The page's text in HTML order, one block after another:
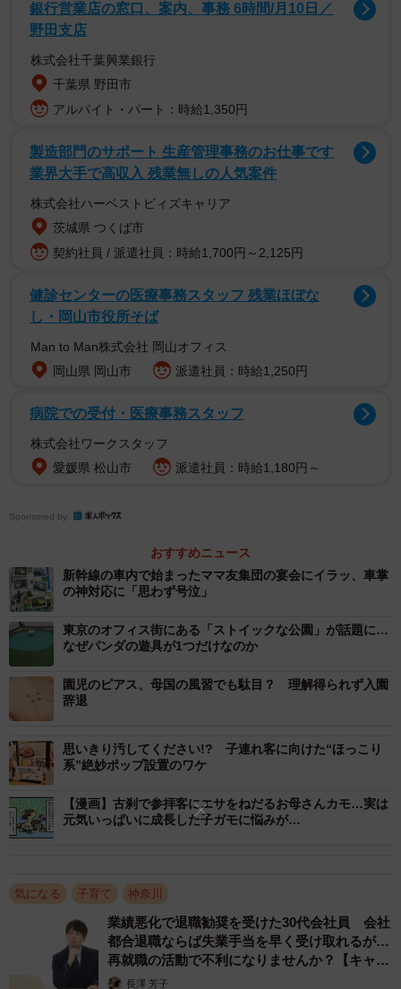
銀行営業店の窓口、案内、事務 6時間/月10日／
野田支店
株式会社千葉興業銀行
千葉県 野田市
アルバイト・パート：時給1,350円
製造部門のサポート 生産管理事務のお仕事です
業界大手で高収入 残業無しの人気案件
株式会社ハーベストビィズキャリア
茨城県 つくば市
契約社員 / 派遣社員：時給1,700円～2,125円
健診センターの医療事務スタッフ 残業ほぼな
し・岡山市役所そば
Man to Man株式会社 岡山オフィス
岡山県 岡山市
派遣社員：時給1,250円
病院での受付・医療事務スタッフ
株式会社ワークスタッフ
愛媛県 松山市
派遣社員：時給1,180円～
Sponsored by
おすすめニュース
新幹線の車内で始まったママ友集団の宴会にイラッ、車掌
の神対応に「思わず号泣」
東京のオフィス街にある「ストイックな公園」が話題に…
なぜパンダの遊具が1つだけなのか
園児のピアス、母国の風習でも駄目？ 理解得られず入園
辞退
思いきり汚してください!? 子連れ客に向けた“ほっこり
系”絶妙ポップ設置のワケ
【漫画】古刹で参拝客にエサをねだるお母さんカモ…実は
元気いっぱいに成長した子ガモに悩みが…
気になる 子育て 神奈川
業績悪化で退職勧奨を受けた30代会社員 会社
都合退職ならば失業手当を早く受け取れるが…
再就職の活動で不利になりませんか？【キャリ
アカウンセラーが解説】
長澤 芳子